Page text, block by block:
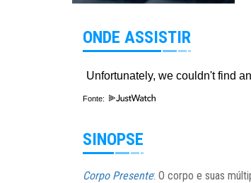
ONDE ASSISTIR
Fonte:
SINOPSE
Corpo Presente: O corpo e suas